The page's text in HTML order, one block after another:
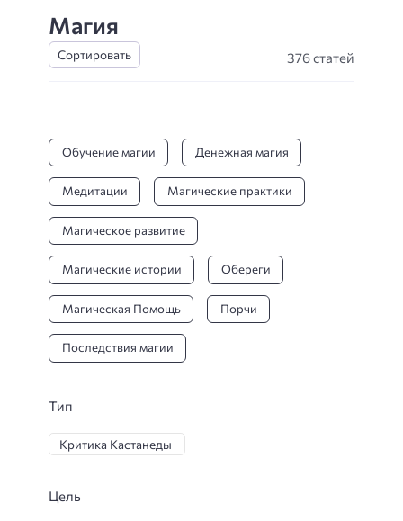
Магия
376 статей
Обучение магии Денежная магия
Медитации Магические практики
Магическое развитие
Магические истории Обереги
Магическая Помощь Порчи
Последствия магии
Тип
Критика Кастанеды
Цель